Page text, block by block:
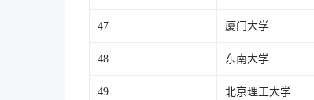
47 厦门大学
48 东南大学
49 北京理工大学